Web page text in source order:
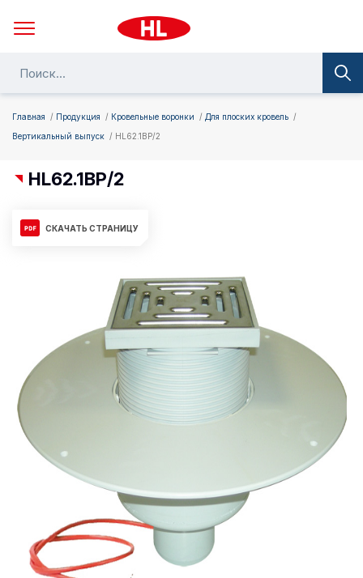
Главная Продукция Кровельные воронки
Для плоских кровель
Вертикальный выпуск
HL62.1BP/2
HL62.1BP/2
СКАЧАТЬ СТРАНИЦУ